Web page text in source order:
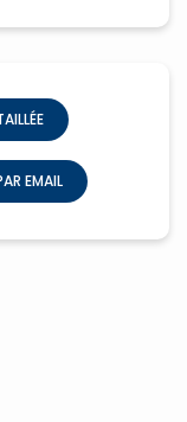
EMAIL